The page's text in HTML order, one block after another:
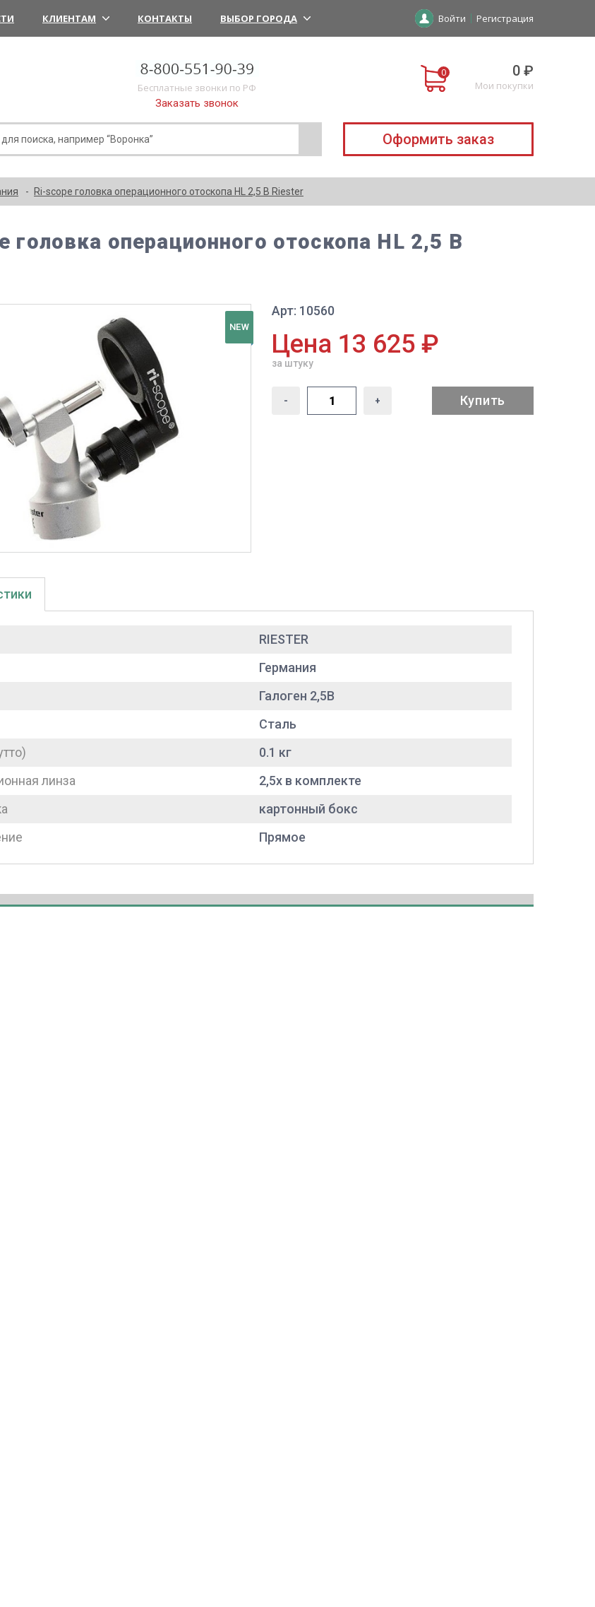
КЛИЕНТАМ КОНТАКТЫ ВЫБОР ГОРОДА Войти Регистрация
Бесплатные звонки по РФ
Заказать звонок
0 ₽
Мои покупки
Оформить заказ
Ri-scope головка операционного отоскопа HL 2,5 В Riester
головка операционного отоскопа HL 2,5 В
NEW
Арт: 10560
Цена 13 625 ₽
за штуку
- + Купить
RIESTER
Германия
Галоген 2,5В
Сталь
0.1 кг
линза
2,5х в комплекте
картонный бокс
Прямое